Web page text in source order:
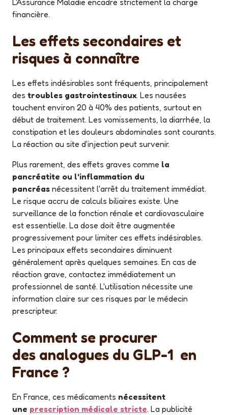
L'Assurance Maladie encadre strictement la charge
financière.
Les effets secondaires et
risques à connaître
Les effets indésirables sont fréquents, principalement
des troubles gastrointestinaux. Les nausées
touchent environ 20 à 40% des patients, surtout en
début de traitement. Les vomissements, la diarrhée, la
constipation et les douleurs abdominales sont courants.
La réaction au site d'injection peut survenir.
Plus rarement, des effets graves comme la
pancréatite ou l'inflammation du
pancréas nécessitent l'arrêt du traitement immédiat.
Le risque accru de calculs biliaires existe. Une
surveillance de la fonction rénale et cardiovasculaire
est essentielle. La dose doit être augmentée
progressivement pour limiter ces effets indésirables.
Les principaux effets secondaires diminuent
généralement après quelques semaines. En cas de
réaction grave, contactez immédiatement un
professionnel de santé. L'utilisation nécessite une
information claire sur ces risques par le médecin
prescripteur.
Comment se procurer
des analogues du GLP-1 en
France ?
En France, ces médicaments nécessitent
une prescription médicale stricte. La publicité